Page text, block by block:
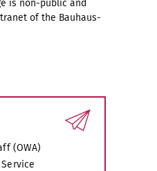
is non-public and
of the Bauhaus-
(OWA)